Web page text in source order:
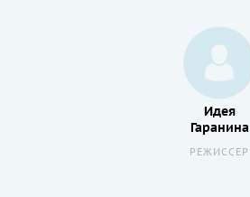
Идея
Гаранина
РЕЖИССЕР